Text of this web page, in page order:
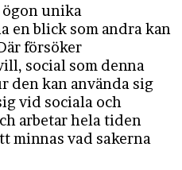
ögon unika
en blick som andra kan
försöker
social som denna
den kan använda sig
vid sociala och
arbetar hela tiden
minnas vad sakerna